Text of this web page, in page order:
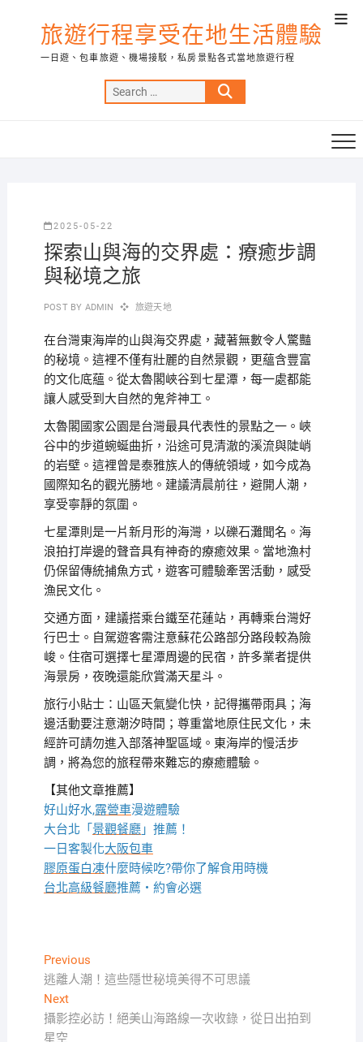
旅遊行程享受在地生活體驗
一日遊、包車旅遊、機場接駁，私房景點各式當地旅遊行程
Search
…
2025-05-22
探索山與海的交界處：療癒步調
與秘境之旅
POST BY ADMIN 旅遊天地
在台灣東海岸的山與海交界處，藏著無數令人驚豔
的秘境。這裡不僅有壯麗的自然景觀，更蘊含豐富
的文化底蘊。從太魯閣峽谷到七星潭，每一處都能
讓人感受到大自然的鬼斧神工。
太魯閣國家公園是台灣最具代表性的景點之一。峽
谷中的步道蜿蜒曲折，沿途可見清澈的溪流與陡峭
的岩壁。這裡曾是泰雅族人的傳統領域，如今成為
國際知名的觀光勝地。建議清晨前往，避開人潮，
享受寧靜的氛圍。
七星潭則是一片新月形的海灣，以礫石灘聞名。海
浪拍打岸邊的聲音具有神奇的療癒效果。當地漁村
仍保留傳統捕魚方式，遊客可體驗牽罟活動，感受
漁民文化。
交通方面，建議搭乘台鐵至花蓮站，再轉乘台灣好
行巴士。自駕遊客需注意蘇花公路部分路段較為險
峻。住宿可選擇七星潭周邊的民宿，許多業者提供
海景房，夜晚還能欣賞滿天星斗。
旅行小貼士：山區天氣變化快，記得攜帶雨具；海
邊活動要注意潮汐時間；尊重當地原住民文化，未
經許可請勿進入部落神聖區域。東海岸的慢活步
調，將為您的旅程帶來難忘的療癒體驗。
【其他文章推薦】
好山好水,露營車漫遊體驗
大台北「 景觀餐廳」推薦！
一日客製化大阪包車
膠原蛋白凍什麼時候吃?帶你了解食用時機
台北高級餐廳推薦・約會必選
文
章
導
PreviousPrevious
post:
逃離人潮！這些隱世秘境美得不可思議
NextNext
post:
攝影控必訪！絕美山海路線一次收錄，從日出拍到
星空